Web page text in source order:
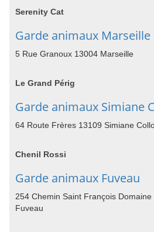
Serenity Cat
Garde animaux Marseille
5 Rue Granoux 13004 Marseille
Le Grand Périg
Garde animaux Simiane
64 Route Frères 13109 Simiane
Chenil Rossi
Garde animaux Fuveau
254 Chemin Saint François
Fuveau